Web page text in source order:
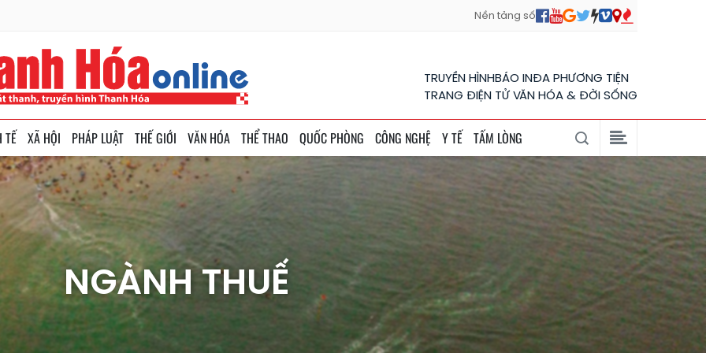
Nền tảng số
TRUYỀN HÌNHBÁO INĐA PHƯƠNG TIỆN
TRANG ĐIỆN TỬ VĂN HÓA & ĐỜI SỐNG
TẾ XÃ HỘI PHÁP LUẬT THẾ GIỚI VĂN HÓA THỂ THAO QUỐC PHÒNG CÔNG NGHỆ Y TẾ TẤM LÒNG
NGÀNH THUẾ